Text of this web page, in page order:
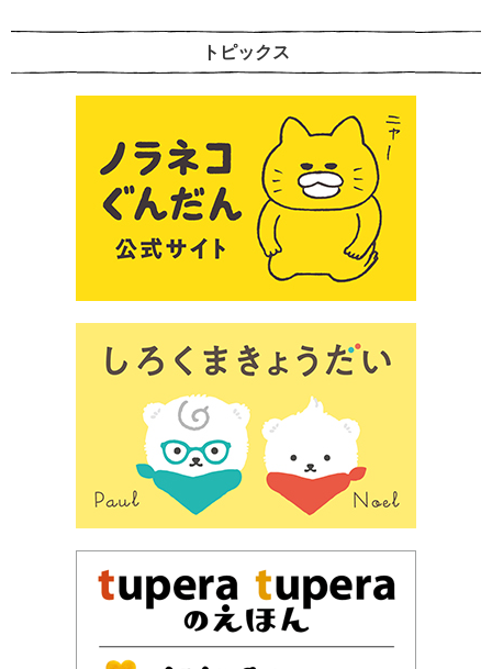
トピックス